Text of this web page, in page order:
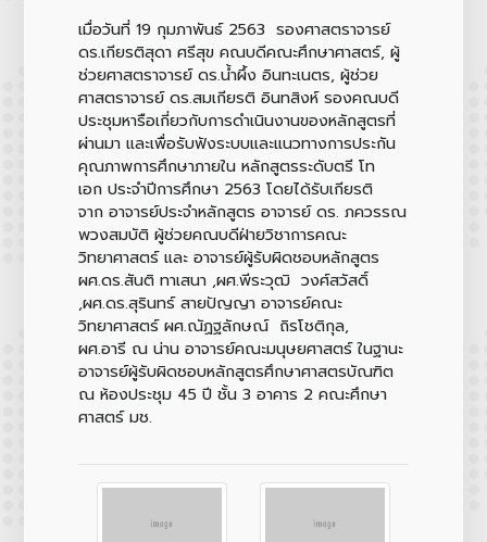
เมื่อวันที่ 19 กุมภาพันธ์ 2563 รองศาสตราจารย์
ดร.เกียรติสุดา ศรีสุข คณบดีคณะศึกษาศาสตร์, ผู้
ช่วยศาสตราจารย์ ดร.น้ำผึ้ง อินทะเนตร, ผู้ช่วย
ศาสตราจารย์ ดร.สมเกียรติ อินทสิงห์ รองคณบดี
ประชุมหารือเกี่ยวกับการดำเนินงานของหลักสูตรที่
ผ่านมา และเพื่อรับฟังระบบและแนวทางการประกัน
คุณภาพการศึกษาภายใน หลักสูตรระดับตรี โท
เอก ประจำปีการศึกษา 2563 โดยได้รับเกียรติ
จาก อาจารย์ประจำหลักสูตร อาจารย์ ดร. ภควรรณ
พวงสมบัติ ผู้ช่วยคณบดีฝ่ายวิชาการคณะ
วิทยาศาสตร์ และ อาจารย์ผู้รับผิดชอบหลักสูตร
ผศ.ดร.สันติ ทาเสนา ,ผศ.พีระวุฒิ วงศ์สวัสดิ์
,ผศ.ดร.สุรินทร์ สายปัญญา อาจารย์คณะ
วิทยาศาสตร์ ผศ.ณัฏฐลักษณ์ ถิรโชติกุล,
ผศ.อารี ณ น่าน อาจารย์คณะมนุษยศาสตร์ ในฐานะ
อาจารย์ผู้รับผิดชอบหลักสูตรศึกษาศาสตรบัณฑิต
ณ ห้องประชุม 45 ปี ชั้น 3 อาคาร 2 คณะศึกษา
ศาสตร์ มช.